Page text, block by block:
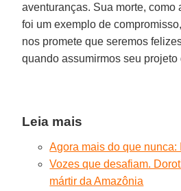
aventuranças. Sua morte, como
foi um exemplo de
nos promete que seremos
quando assumirmos seu projeto
Leia mais
Agora mais do que nunca:
Vozes que desafiam.
mártir da Amazônia